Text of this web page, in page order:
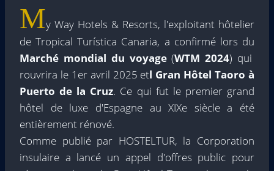
My Way Hotels & Resorts, l'exploitant hôtelier
de Tropical Turística Canaria, a confirmé lors du
Marché mondial du voyage(WTM 2024) qui
rouvrira le 1er avril 2025 etl Gran Hôtel Taoro à
Puerto de la Cruz. Ce qui fut le premier grand
hôtel de luxe d'Espagne au XIXe siècle a été
entièrement rénové.
Comme publié par HOSTELTUR, la Corporation
insulaire a lancé un appel d'offres public pour